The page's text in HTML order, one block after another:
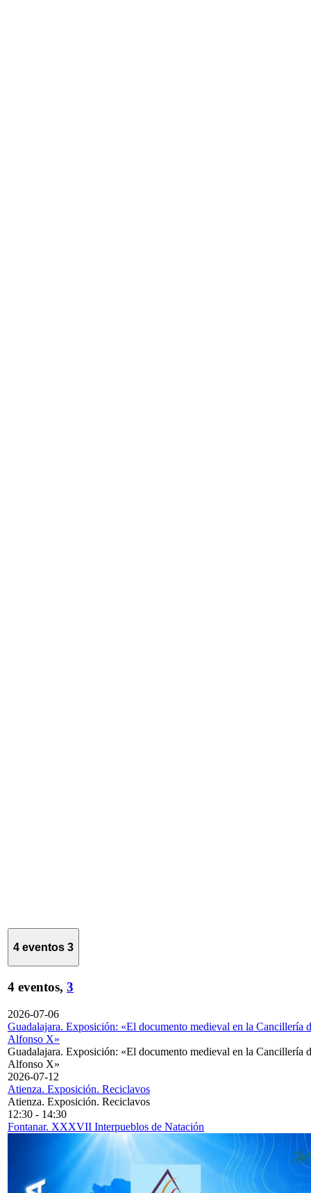
4 eventos 3
4 eventos, 3
2026-07-06
Guadalajara. Exposición: «El documento medieval en la Cancillería
Alfonso X»
Guadalajara. Exposición: «El documento medieval en la Cancillería
Alfonso X»
2026-07-12
Atienza. Exposición. Reciclavos
Atienza. Exposición. Reciclavos
12:30 - 14:30
Fontanar. XXXVII Interpueblos de Natación